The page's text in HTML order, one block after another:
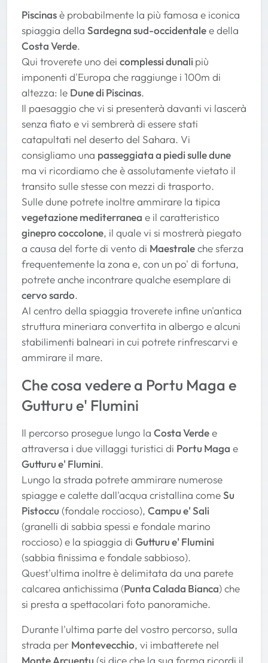
Piscinasè probabilmente la più famosa e iconica
spiaggia della Sardegna sud-occidentalee della
Costa Verde.
Qui troverete uno dei complessi dunali più
imponenti d'Europa che raggiunge i 100m di
altezza: le Dune di Piscinas.
Il paesaggio che vi si presenterà davanti vi lascerà
senza fiato e vi sembrerà di essere stati
catapultati nel deserto del Sahara. Vi
consigliamo una passeggiata a piedi sulle dune
ma vi ricordiamo che è assolutamente vietato il
transito sulle stesse con mezzi di trasporto.
Sulle dune potrete inoltre ammirare la tipica
vegetazione mediterranea e il caratteristico
ginepro coccolone, il quale vi si mostrerà piegato
a causa del forte di vento di Maestraleche sferza
frequentemente la zona e, con un po' di fortuna,
potrete anche incontrare qualche esemplare di
cervo sardo.
Al centro della spiaggia troverete infine un'antica
struttura mineriara convertita in albergo e alcuni
stabilimenti balneari in cui potrete rinfrescarvi e
ammirare il mare.
Che cosa vedere a Portu Maga e
Gutturu e' Flumini
Il percorso prosegue lungo la Costa Verdee
attraversa i due villaggi turistici di Portu Maga e
Gutturu e' Flumini.
Lungo la strada potrete ammirare numerose
spiagge e calette dall'acqua cristallina comeSu
Pistoccu (fondale roccioso), Campu e' Sali
(granelli di sabbia spessi e fondale marino
roccioso) e la spiaggia di Gutturu e' Flumini
(sabbia finissima e fondale sabbioso).
Quest'ultima inoltre è delimitata da una parete
calcarea antichissima (Punta Calada Bianca) che
si presta a spettacolari foto panoramiche.
Durante l'ultima parte del vostro percorso, sulla
strada per Montevecchio, vi imbatterete nel